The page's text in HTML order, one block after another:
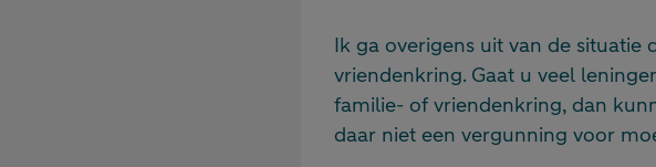
Ik ga overigens uit van de
vriendenkring. Gaat u veel
familie- of vriendenkring, dan
daar niet een vergunning voor